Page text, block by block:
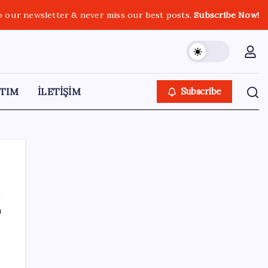
our newsletter & never miss our best posts.Subscribe Now!
İLETİŞİM Subscribe